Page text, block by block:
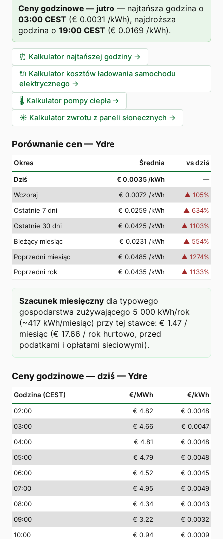
Ceny godzinowe — jutro — najtańsza godzina o
03:00 CEST (€ 0.0031 /kWh), najdroższa
godzina o 19:00 CEST (€ 0.0169 /kWh).
⏰ Kalkulator najtańszej godziny →
🔌 Kalkulator kosztów ładowania samochodu
elektrycznego →
🌡️ Kalkulator pompy ciepła →
☀️ Kalkulator zwrotu z paneli słonecznych →
Porównanie cen —Ydre
Okres Średnia vs dziś
Dziś € 0.0035 /kWh
—
Wczoraj
€ 0.0072 /kWh ▲ 105%
Ostatnie 7 dni
€ 0.0259 /kWh ▲ 634%
Ostatnie 30 dni
€ 0.0425 /kWh ▲ 1103%
Bieżący miesiąc
€ 0.0231 /kWh ▲ 554%
Poprzedni miesiąc
€ 0.0485 /kWh ▲ 1274%
Poprzedni rok
€ 0.0435 /kWh ▲ 1133%
Szacunek miesięczny dla typowego
gospodarstwa zużywającego 5 000 kWh/rok
(~417 kWh/miesiąc) przy tej stawce: € 1.47 /
miesiąc (€ 17.66 / rok hurtowo, przed
podatkami i opłatami sieciowymi).
Ceny godzinowe — dziś—Ydre
Godzina (CEST) €/MWh €/kWh
02:00 € 4.82
€ 0.0048
03:00 € 4.66
€ 0.0047
04:00 € 4.81
€ 0.0048
05:00 € 4.79
€ 0.0048
06:00 € 4.52
€ 0.0045
07:00 € 4.95
€ 0.0049
08:00 € 4.34
€ 0.0043
09:00 € 3.22
€ 0.0032
10:00 € 0.94
€ 0.0009